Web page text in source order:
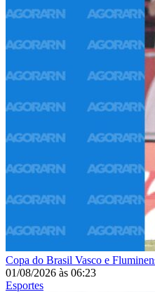
Copa do Brasil Vasco e
01/08/2026 às 06:23
Esportes